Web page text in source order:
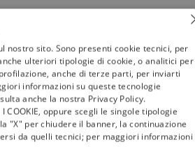
mytivù
sito. Sono presenti cookie tecnici, per
ulteriori tipologie di cookie, o analitici per
anche di terze parti, per inviarti
informazioni su queste tecnologie
anche la nostra Privacy Policy.
COOKIE, oppure scegli le singole tipologie
"X" per chiudere il banner, la continuazione
da quelli tecnici; per maggiori informazioni